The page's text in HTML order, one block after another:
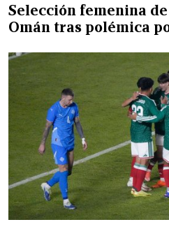
Selección femenina
Omán tras polémica